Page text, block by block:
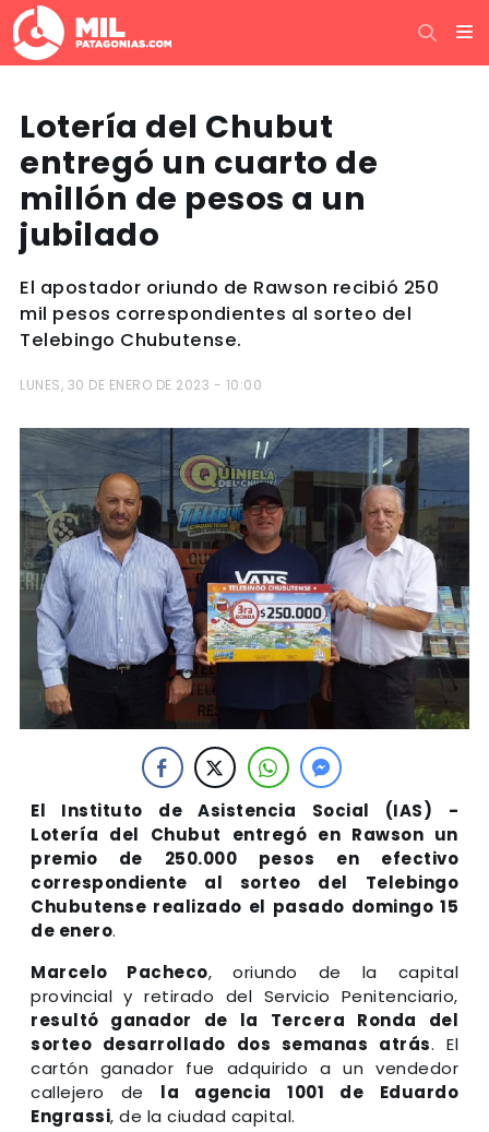
Lotería del Chubut
entregó un cuarto de
millón de pesos a un
jubilado
El apostador oriundo de Rawson recibió 250
mil pesos correspondientes al sorteo del
Telebingo Chubutense.
LUNES, 30 DE ENERO DE 2023 - 10:00
El Instituto de Asistencia Social (IAS) -
Lotería del Chubut entregó en Rawson un
premio de 250.000 pesos en efectivo
correspondiente al sorteo del Telebingo
Chubutense realizado el pasado domingo 15
de enero.
Marcelo Pacheco, oriundo de la capital
provincial y retirado del Servicio Penitenciario,
resultó ganador de la Tercera Ronda del
sorteo desarrollado dos semanas atrás. El
cartón ganador fue adquirido a un vendedor
callejero de la agencia 1001 de Eduardo
Engrassi, de la ciudad capital.